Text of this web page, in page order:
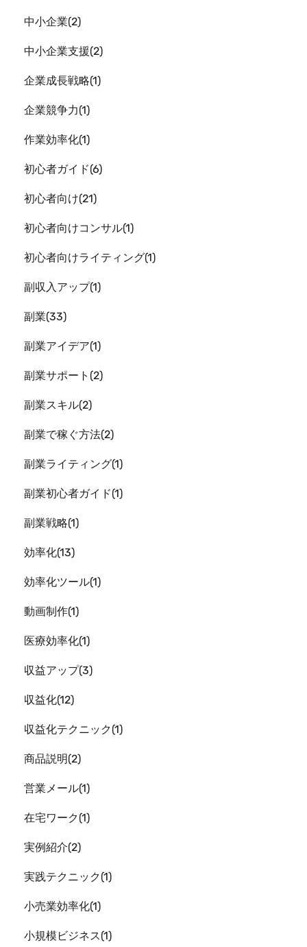
中小企業 2
中小企業支援 2
企業成長戦略 1
企業競争力 1
作業効率化 1
初心者ガイド 6
初心者向け 21
初心者向けコンサル 1
初心者向けライティング 1
副収入アップ 1
副業 33
副業アイデア 1
副業サポート 2
副業スキル 2
副業で稼ぐ方法 2
副業ライティング 1
副業初心者ガイド 1
副業戦略 1
効率化 13
効率化ツール 1
動画制作 1
医療効率化 1
収益アップ 3
収益化 12
収益化テクニック 1
商品説明 2
営業メール 1
在宅ワーク 1
実例紹介 2
実践テクニック 1
小売業効率化 1
小規模ビジネス 1